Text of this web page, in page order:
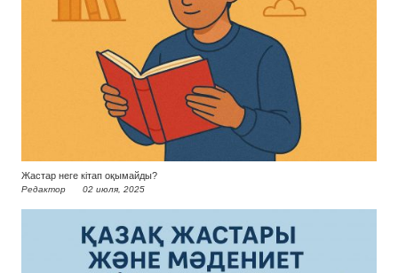
Жастар неге кітап оқымайды?
Редактор 02 июля, 2025